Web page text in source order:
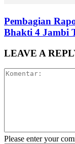
Pembagian
Bhakti 4 Jambi
LEAVE A
Please enter your